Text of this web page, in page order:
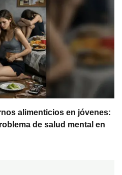
alimenticios en jóvenes:
de salud mental en